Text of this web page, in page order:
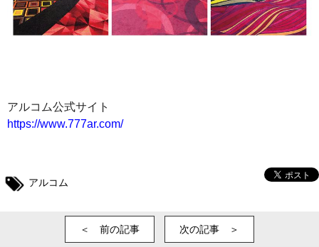
アルコム公式サイト
https://www.777ar.com/
アルコム
＜ 前の記事 次の記事 ＞